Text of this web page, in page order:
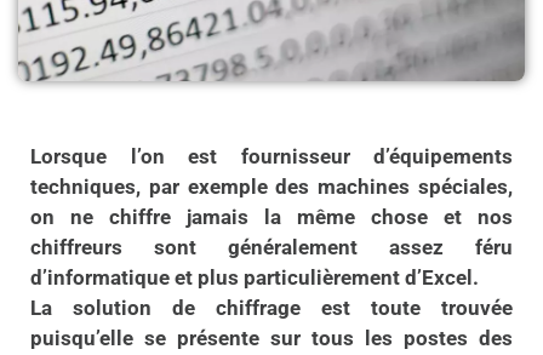
Lorsque l’on est fournisseur d’équipements
techniques, par exemple des machines spéciales,
on ne chiffre jamais la même chose et nos
chiffreurs sont généralement assez féru
d’informatique et plus particulièrement d’Excel.
La solution de chiffrage est toute trouvée
puisqu’elle se présente sur tous les postes des